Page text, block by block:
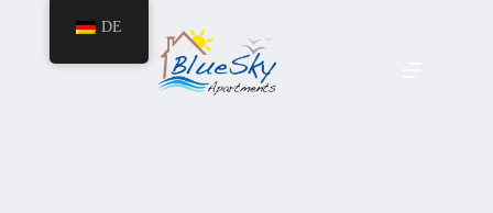
DE